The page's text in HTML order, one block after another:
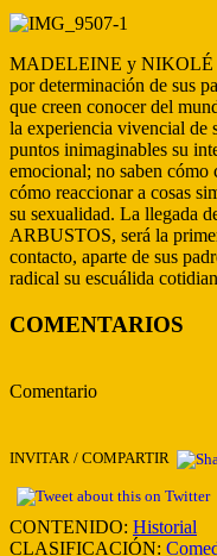
MADELEINE y NIKOLÉ
por determinación de sus
que creen conocer del
la experiencia vivencial de
puntos inimaginables su
emocional; no saben cómo
cómo reaccionar a cosas
su sexualidad. La llegada
ARBUSTOS, será la
contacto, aparte de sus
radical su escuálida
COMENTARIOS
Comentario
INVITAR / COMPARTIR
CONTENIDO: Historial
CLASIFICACIÓN: